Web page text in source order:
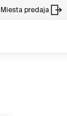
Miesta predaja